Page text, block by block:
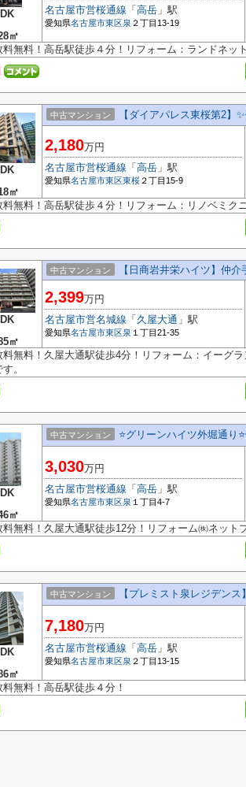
㎡
名古屋市営桜通線 「 高岳 」駅
愛知県名古屋市東区泉 ２丁目13-19
料無料！高岳駅徒歩４分！リフォーム：ランドネット
㎡
中古マンション 【ダイアパレス東桜第2】
2,180万円
名古屋市営桜通線 「 高岳 」駅
愛知県名古屋市東区東桜 ２丁目15-9
料無料！高岳駅徒歩４分！リフォーム：リノベミク
㎡
中古マンション 【日商岩井栄ハイツ】仲
2,399万円
名古屋市営名城線 「 久屋大通 」駅
愛知県名古屋市東区泉 １丁目21-35
料無料！久屋大通駅徒歩4分！リフォーム：イーグ
。
㎡
中古マンション ⭐グリーンハイツ外堀通り
3,030万円
名古屋市営桜通線 「 高岳 」駅
愛知県名古屋市東区泉 １丁目4-7
料無料！久屋大通駅徒歩12分！リフォーム㈱ネ
㎡
中古マンション 【プレミスト泉レジデン
7,180万円
名古屋市営桜通線 「 高岳 」駅
愛知県名古屋市東区泉 ２丁目13-15
無料！高岳駅徒歩４分！